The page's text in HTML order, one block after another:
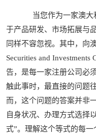
当您作为一家澳大
于产品研发、市场拓展与
同样不容忽视。其中，向
Securities and
告，是每一家注册公司必
触此事时，最直接的问题
而，这个问题的答案并非
自身状况、办理方式选择
式”。理解这个等式的每